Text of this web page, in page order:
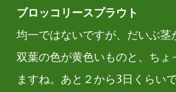
ブロッコリースプラウト
均一ではないですが、だいぶ茎
双葉の色が黄色いものと、ちょ
ますね。あと２から3日くらい